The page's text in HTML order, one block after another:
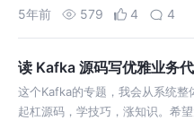
~ 人在美国刚下飞机”的生活水平
5年前 579 4 4
读 Kafka 源码写优雅业务
这个Kafka的专题，我会从系统
起杠源码，学技巧，涨知识。希